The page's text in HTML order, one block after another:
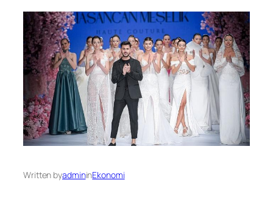
Written byadmininEkonomi